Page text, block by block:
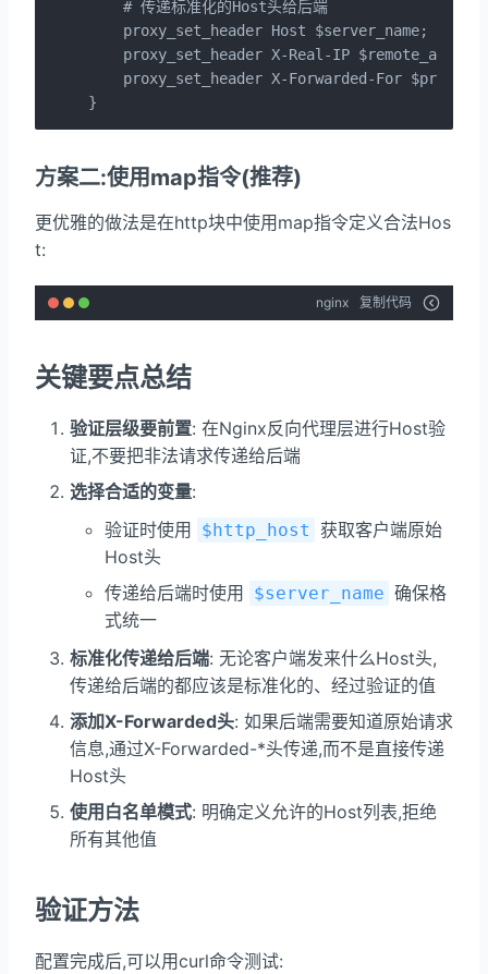
    # 传递标准化的Host头给后端
    proxy_set_header Host $server_name;
    proxy_set_header X-Real-IP $remote_addr;
proxy_set_header X-Forwarded-For
}
方案二:使用map指令(推荐)
更优雅的做法是在http块中使用map指令定义合法Hos
t:
nginx 复制代码
关键要点总结
验证层级要前置: 在Nginx反向代理层进行Host验
证,不要把非法请求传递给后端
选择合适的变量:
验证时使用
$http_host 获取客户端原始
Host头
传递给后端时使用
$server_name 确保格
式统一
标准化传递给后端: 无论客户端发来什么Host头,
传递给后端的都应该是标准化的、经过验证的值
添加X-Forwarded头: 如果后端需要知道原始请求
信息,通过X-Forwarded-*头传递,而不是直接传递
Host头
使用白名单模式: 明确定义允许的Host列表,拒绝
所有其他值
验证方法
配置完成后,可以用curl命令测试: